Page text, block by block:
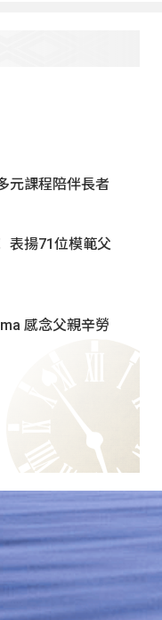
元課程陪伴長者
表揚71位模範父
感念父親辛勞